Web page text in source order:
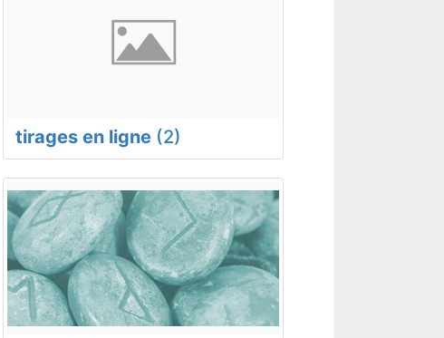
tirages en ligne (2)